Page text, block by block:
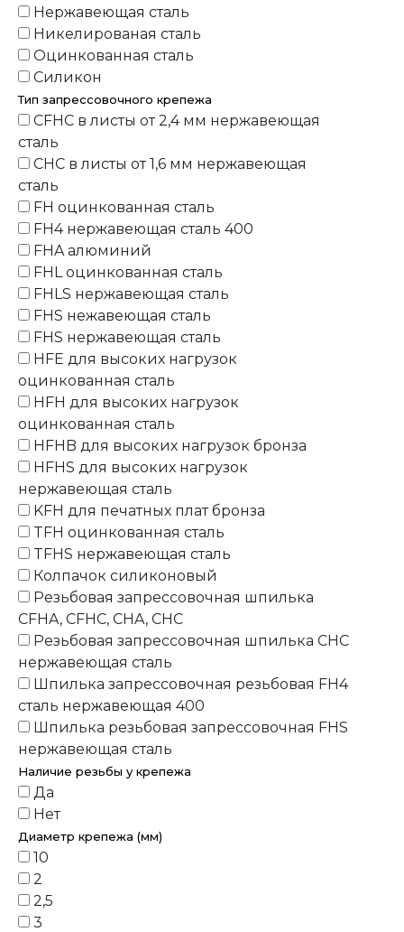
Нержавеющая сталь
Никелированая сталь
Оцинкованная сталь
Силикон
Тип запрессовочного крепежа
CFHC в листы от 2,4 мм нержавеющая
сталь
CHC в листы от 1,6 мм нержавеющая
сталь
FH оцинкованная сталь
FH4 нержавеющая сталь 400
FHA алюминий
FHL оцинкованная сталь
FHLS нержавеющая сталь
FHS нежавеющая сталь
FHS нержавеющая сталь
HFE для высоких нагрузок
оцинкованная сталь
HFH для высоких нагрузок
оцинкованная сталь
HFHB для высоких нагрузок бронза
HFHS для высоких нагрузок
нержавеющая сталь
KFH для печатных плат бронза
TFH оцинкованная сталь
TFHS нержавеющая сталь
Колпачок силиконовый
Резьбовая запрессовочная шпилька
CFHA, CFHC, CHA, CHC
Резьбовая запрессовочная шпилька CHC
нержавеющая сталь
Шпилька запрессовочная резьбовая FH4
сталь нержавеющая 400
Шпилька резьбовая запрессовочная FHS
нержавеющая сталь
Наличие резьбы у крепежа
Да
Нет
Диаметр крепежа (мм)
10
2
2,5
3